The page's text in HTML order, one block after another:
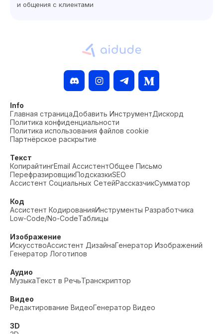
и общения с клиентами
Info
Главная страницаДобавить ИнструментДискорд
Политика конфиденциальности
Политика использования файлов cookie
Партнёрское раскрытие
Текст
КопирайтингEmail АссистентОбщее Письмо
ПерефразировщикПодсказкиSEO
Ассистент Социальных СетейРассказчикСумматор
Код
Ассистент КодированияИнструменты Разработчика
Low-Code/No-CodeТаблицы
Изображение
ИскусствоАссистент ДизайнаГенератор Изображений
Генератор Логотипов
Аудио
МузыкаТекст в РечьТранскриптор
Видео
Редактирование ВидеоГенератор Видео
3D